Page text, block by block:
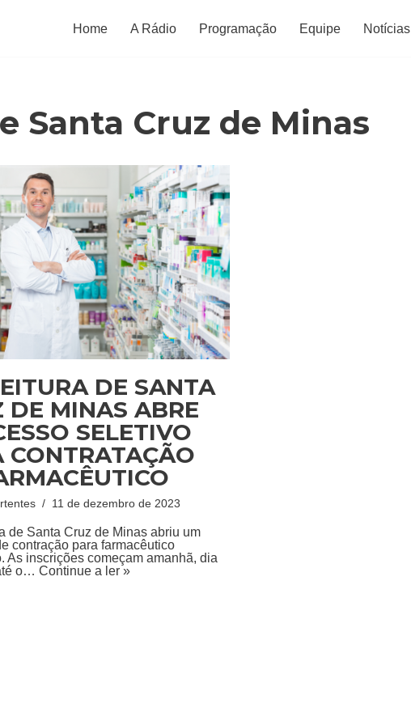
Home A Rádio Programação Equipe Notícias
Santa Cruz de Minas
DE SANTA
DE MINAS ABRE
SELETIVO
CONTRATAÇÃO
11 de dezembro de 2023
de Santa Cruz de Minas abriu um
contração para farmacêutico
As inscrições começam amanhã, dia
o… Continue a ler »